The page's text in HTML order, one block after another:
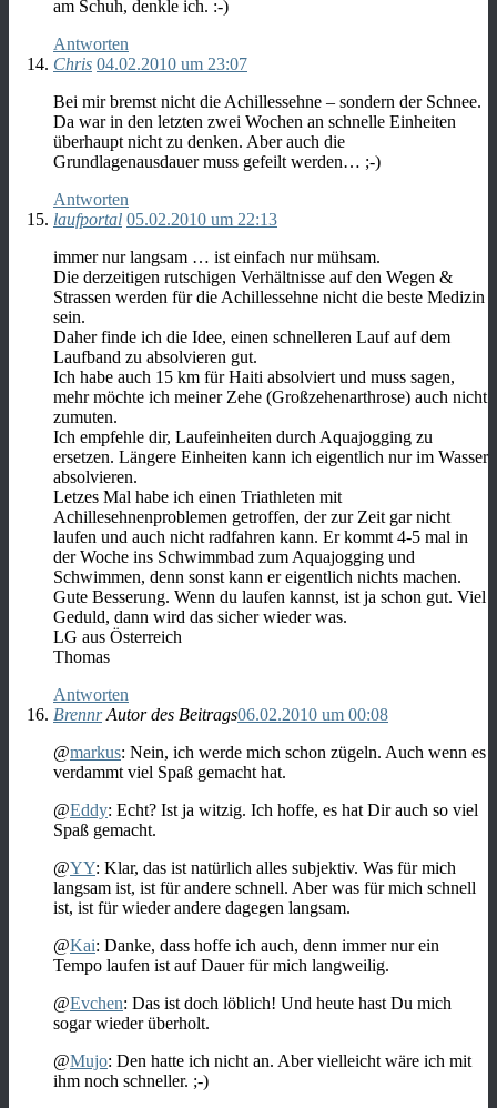
am Schuh, denkle ich. :-)
Antworten
Chris 04.02.2010 um 23:07
Bei mir bremst nicht die Achillessehne – sondern der Schnee.
Da war in den letzten zwei Wochen an schnelle Einheiten
überhaupt nicht zu denken. Aber auch die
Grundlagenausdauer muss gefeilt werden… ;-)
Antworten
laufportal 05.02.2010 um 22:13
immer nur langsam … ist einfach nur mühsam.
Die derzeitigen rutschigen Verhältnisse auf den Wegen &
Strassen werden für die Achillessehne nicht die beste Medizin
sein.
Daher finde ich die Idee, einen schnelleren Lauf auf dem
Laufband zu absolvieren gut.
Ich habe auch 15 km für Haiti absolviert und muss sagen,
mehr möchte ich meiner Zehe (Großzehenarthrose) auch nicht
zumuten.
Ich empfehle dir, Laufeinheiten durch Aquajogging zu
ersetzen. Längere Einheiten kann ich eigentlich nur im Wasser
absolvieren.
Letzes Mal habe ich einen Triathleten mit
Achillesehnenproblemen getroffen, der zur Zeit gar nicht
laufen und auch nicht radfahren kann. Er kommt 4-5 mal in
der Woche ins Schwimmbad zum Aquajogging und
Schwimmen, denn sonst kann er eigentlich nichts machen.
Gute Besserung. Wenn du laufen kannst, ist ja schon gut. Viel
Geduld, dann wird das sicher wieder was.
LG aus Österreich
Thomas
Antworten
Brennr Autor des Beitrags06.02.2010 um 00:08
@markus: Nein, ich werde mich schon zügeln. Auch wenn es
verdammt viel Spaß gemacht hat.
@Eddy: Echt? Ist ja witzig. Ich hoffe, es hat Dir auch so viel
Spaß gemacht.
@YY: Klar, das ist natürlich alles subjektiv. Was für mich
langsam ist, ist für andere schnell. Aber was für mich schnell
ist, ist für wieder andere dagegen langsam.
@Kai: Danke, dass hoffe ich auch, denn immer nur ein
Tempo laufen ist auf Dauer für mich langweilig.
@Evchen: Das ist doch löblich! Und heute hast Du mich
sogar wieder überholt.
@Mujo: Den hatte ich nicht an. Aber vielleicht wäre ich mit
ihm noch schneller. ;-)